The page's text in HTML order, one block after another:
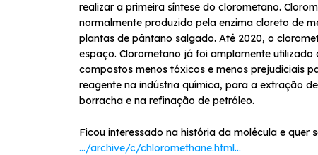
realizar a primeira síntese do clorometano.
normalmente produzido pela enzima cloreto de
plantas de pântano salgado. Até 2020, o
espaço. Clorometano já foi amplamente
compostos menos tóxicos e menos prejudiciais
reagente na indústria química, para a extração
borracha e na refinação de petróleo.
Ficou interessado na história da molécula e quer
…/archive/c/chloromethane.html…